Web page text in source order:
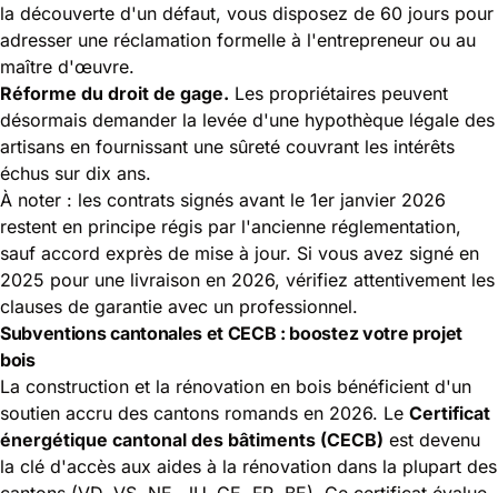
la découverte d'un défaut, vous disposez de 60 jours pour
adresser une réclamation formelle à l'entrepreneur ou au
maître d'œuvre.
Réforme du droit de gage. Les propriétaires peuvent
désormais demander la levée d'une hypothèque légale des
artisans en fournissant une sûreté couvrant les intérêts
échus sur dix ans.
À noter : les contrats signés avant le 1er janvier 2026
restent en principe régis par l'ancienne réglementation,
sauf accord exprès de mise à jour. Si vous avez signé en
2025 pour une livraison en 2026, vérifiez attentivement les
clauses de garantie avec un professionnel.
Subventions cantonales et CECB : boostez votre projet
bois
La construction et la rénovation en bois bénéficient d'un
soutien accru des cantons romands en 2026. Le Certificat
énergétique cantonal des bâtiments (CECB) est devenu
la clé d'accès aux aides à la rénovation dans la plupart des